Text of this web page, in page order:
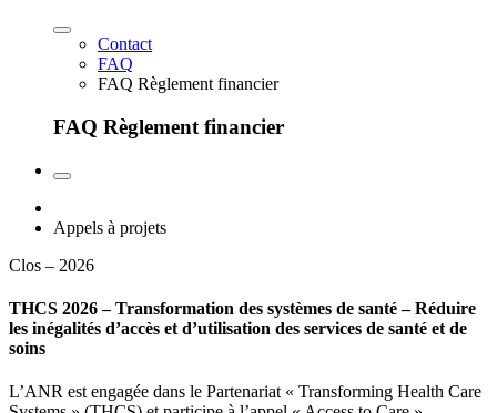
Contact
FAQ
FAQ Règlement financier
FAQ Règlement financier
Appels à projets
Clos – 2026
THCS 2026 – Transformation des systèmes de santé – Réduire
les inégalités d’accès et d’utilisation des services de santé et de
soins
L’ANR est engagée dans le Partenariat « Transforming Health Care